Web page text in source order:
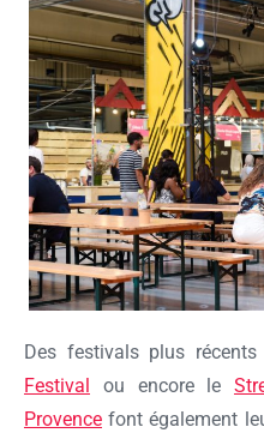
Des festivals plus
Festival
ou encore le
Provence font également